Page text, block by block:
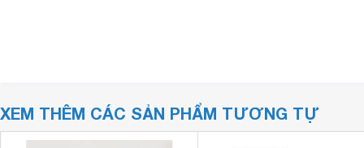
XEM THÊM CÁC SẢN PHẨM TƯƠNG TỰ